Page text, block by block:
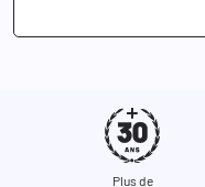
Plus de